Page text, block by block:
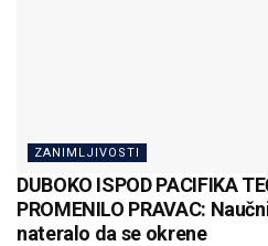
ZANIMLJIVOSTI
DUBOKO ISPOD PACIFIKA
PROMENILO PRAVAC:
nateralo da se okrene